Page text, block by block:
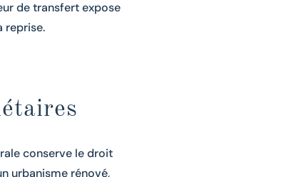
de transfert expose
reprise.
conserve le droit
urbanisme rénové,